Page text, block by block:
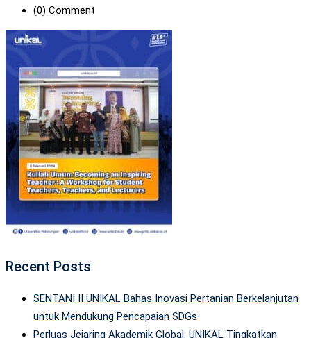
(0) Comment
Recent Posts
SENTANI II UNIKAL Bahas Inovasi Pertanian Berkelanjutan
untuk Mendukung Pencapaian SDGs
Perluas Jejaring Akademik Global, UNIKAL Tingkatkan